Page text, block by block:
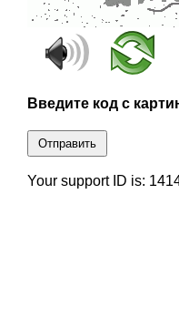
Введите код с
Отправить
Your support ID is: